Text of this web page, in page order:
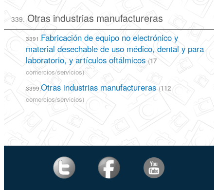
339. Otras industrias manufactureras
3391.Fabricación de equipo no electrónico y
material desechable de uso médico, dental y para
laboratorio, y artículos oftálmicos (17
comercios/servicios)
3399.Otras industrias manufactureras (112
comercios/servicios)